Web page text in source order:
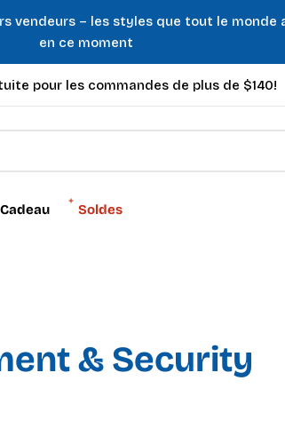
vendeurs – les styles que tout le monde
en ce moment
pour les commandes de plus de $140!
Soldes
& Security